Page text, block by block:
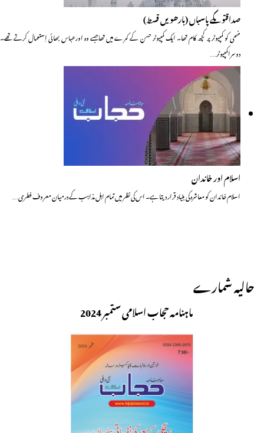
صداقتوںکے پاسباں (بارھویں قسط)
ضحی کو کمپیوٹر پر کچھ کام تھا۔ ایک کمپیوٹر حسن کے کمرے میں تھاجسے وہ اورعباس بھائی اِستعمال کرتے تھے۔
دوسراکمپیوٹر…
اسلام اور خاندان
اسلام خاندان کو معاشرہ کی بنیاد قرار دیتا ہے۔ اس کی نظر میں تمام اہل مذاہب کے درمیان معروف فطری…
حالیہ شمارے
ماہنامہ حجاب اسلامی ستمبر 2024